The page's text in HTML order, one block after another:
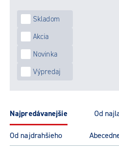
Skladom
Akcia
Novinka
Výpredaj
najpredávanejšie od
od najdrahšieho